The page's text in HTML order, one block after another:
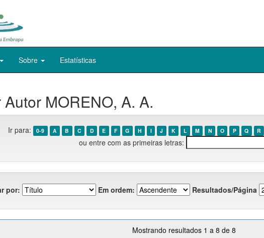
Sobre Estatísticas
MORENO, A. A.
Ir para: 0-9 A B C D E F G H I J K L M N O P Q R
ou entre com as primeiras letras:
por: Em ordem: Resultados/Página
Mostrando resultados 1 a 8 de 8